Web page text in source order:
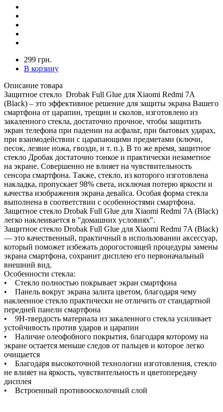
299 грн.
В корзину
Описание товара
Защитное стекло Drobak Full Glue для Xiaomi Redmi 7A
(Black) – это эффективное решение для защиты экрана Вашего
смартфона от царапин, трещин и сколов, изготовлено из
закаленного стекла, достаточно прочное, чтобы защитить
экран телефона при падении на асфальт, при бытовых ударах,
при взаимодействии с царапающими предметами (ключи,
песок, лезвие ножа, гвозди, и т. п.). В то же время, защитное
стекло Дробак достаточно тонкое и практически незаметное
на экране. Совершенно не влияет на чувствительность
сенсора смартфона. Также, стекло, из которого изготовлена
накладка, пропускает 98% света, исключая потерю яркости и
качества изображения экрана девайса. Особая форма стекла
выполнена в соответствии с особенностями смартфона.
Защитное стекло Drobak Full Glue для Xiaomi Redmi 7A (Black)
легко наклеивается в "домашних условиях".
Защитное стекло Drobak Full Glue для Xiaomi Redmi 7A (Black)
— это качественный, практичный в использовании аксессуар,
который поможет избежать дорогостоящей процедуры замены
экрана смартфона, сохранит дисплею его первоначальный
внешний вид.
Особенности стекла:
• Стекло полностью покрывает экран смартфона
• Панель вокруг экрана залита цветом, благодаря чему
наклеенное стекло практически не отличить от стандартной
передней панели смартфона
• 9H-твердость материала из закаленного стекла усиливает
устойчивость против ударов и царапин
• Наличие олеофобного покрытия, благодаря которому на
экране остается меньше следов от пальцев и которое легко
очищается
• Благодаря высокоточной технологии изготовления, стекло
не влияет на яркость, чувствительность и цветопередачу
дисплея
• Встроенный противоосколочный слой